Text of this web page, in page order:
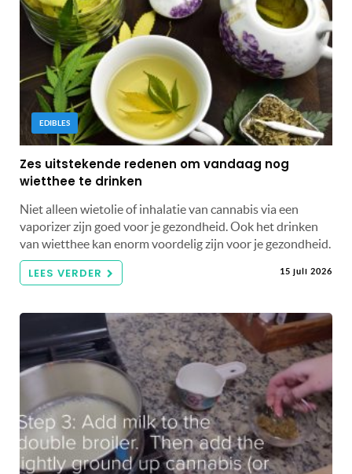
EDIBLES
Zes uitstekende redenen om vandaag nog
wietthee te drinken
Niet alleen wietolie of inhalatie van cannabis via een
vaporizer zijn goed voor je gezondheid. Ook het drinken
van wietthee kan enorm voordelig zijn voor je gezondheid.
LEES VERDER 15 juli 2026